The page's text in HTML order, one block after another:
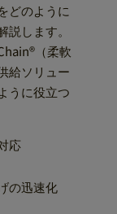
どのように
します。
（柔軟
給ソリュー
うに役立つ
応
の迅速化